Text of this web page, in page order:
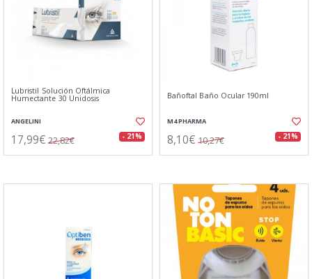
Lubristil Solución Oftálmica
Humectante 30 Unidosis
ANGELINI
17,99€ 22,82€ - 21%
Bañoftal Baño Ocular 190ml
M4 PHARMA
8,10€ 10,27€ - 21%